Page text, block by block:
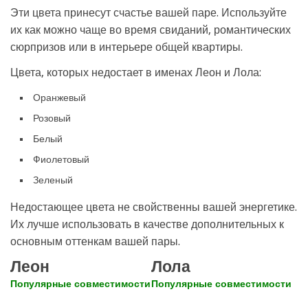
Эти цвета принесут счастье вашей паре. Используйте
их как можно чаще во время свиданий, романтических
сюрпризов или в интерьере общей квартиры.
Цвета, которых недостает в именах Леон и Лола:
Оранжевый
Розовый
Белый
Фиолетовый
Зеленый
Недостающее цвета не свойственны вашей энергетике.
Их лучше использовать в качестве дополнительных к
основным оттенкам вашей пары.
Леон
Популярные совместимости
Лола
Популярные совместимости